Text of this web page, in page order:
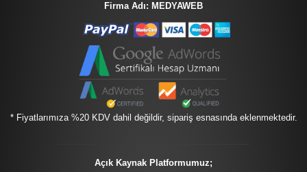
Firma Adı: MEDYAWEB
* Fiyatlarımıza %20 KDV dahil değildir, sipariş esnasında eklenmektedir.
Açık Kaynak Platformumuz;